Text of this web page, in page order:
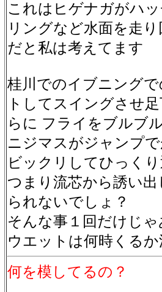
これはヒゲナガがハ
リングなど水面を走
だと私は考えてます
桂川でのイブニング
トしてスイングさせ
らに フライをブルブ
ニジマスがジャンプ
ビックリしてひっく
つまり流芯から誘い
られないでしょ？
そんな事１回だけじ
ウエットは何時くる
何を模してるの？